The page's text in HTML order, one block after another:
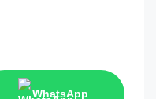
WhatsApp